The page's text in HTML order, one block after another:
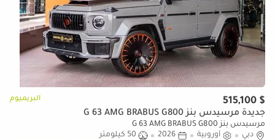
$ 515,100 البريميوم
جديدة مرسيدس بنز G 63 AMG BRABUS G800
مرسيدس بنز G 63 AMG BRABUS G800
دبي
أوروبية 2026
50 كيلومتر